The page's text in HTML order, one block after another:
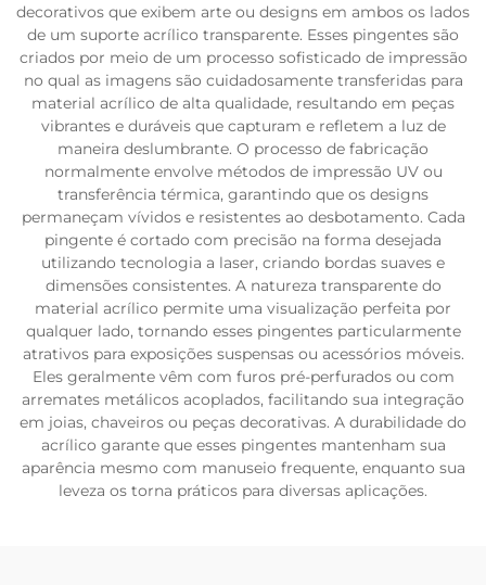
decorativos que exibem arte ou designs em ambos os lados
de um suporte acrílico transparente. Esses pingentes são
criados por meio de um processo sofisticado de impressão
no qual as imagens são cuidadosamente transferidas para
material acrílico de alta qualidade, resultando em peças
vibrantes e duráveis que capturam e refletem a luz de
maneira deslumbrante. O processo de fabricação
normalmente envolve métodos de impressão UV ou
transferência térmica, garantindo que os designs
permaneçam vívidos e resistentes ao desbotamento. Cada
pingente é cortado com precisão na forma desejada
utilizando tecnologia a laser, criando bordas suaves e
dimensões consistentes. A natureza transparente do
material acrílico permite uma visualização perfeita por
qualquer lado, tornando esses pingentes particularmente
atrativos para exposições suspensas ou acessórios móveis.
Eles geralmente vêm com furos pré-perfurados ou com
arremates metálicos acoplados, facilitando sua integração
em joias, chaveiros ou peças decorativas. A durabilidade do
acrílico garante que esses pingentes mantenham sua
aparência mesmo com manuseio frequente, enquanto sua
leveza os torna práticos para diversas aplicações.